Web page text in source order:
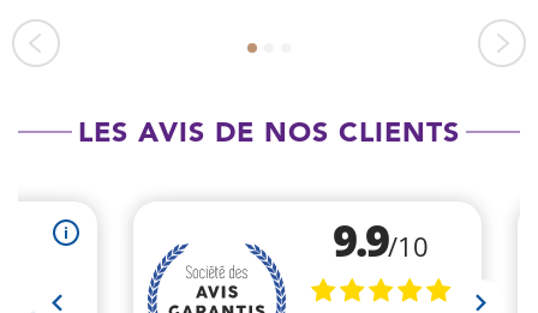
LES AVIS DE NOS CLIENTS